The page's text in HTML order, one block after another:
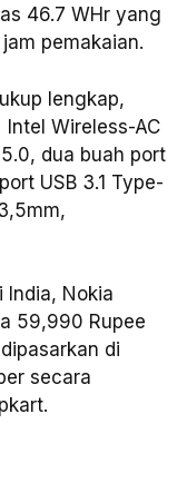
46.7 WHr yang
pemakaian.
lengkap,
Wireless-AC
dua buah port
USB 3.1 Type-
India, Nokia
59,990 Rupee
di
secara